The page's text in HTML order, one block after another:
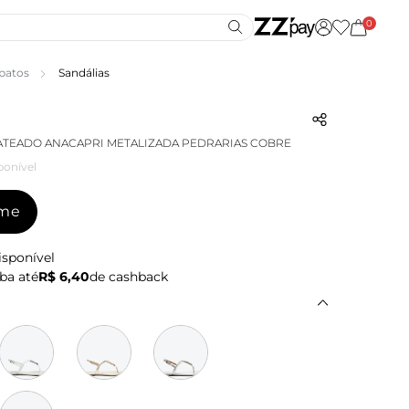
0
Sandálias
ANACAPRI METALIZADA PEDRARIAS COBRE
atéR$ 6,40de cashback